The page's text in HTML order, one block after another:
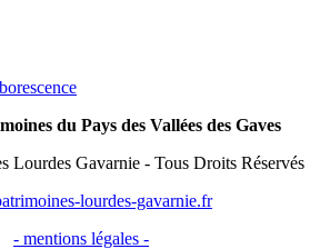
du Pays des Vallées des Gaves
Lourdes Gavarnie - Tous Droits Réservés
lourdes-gavarnie.fr
- mentions légales -